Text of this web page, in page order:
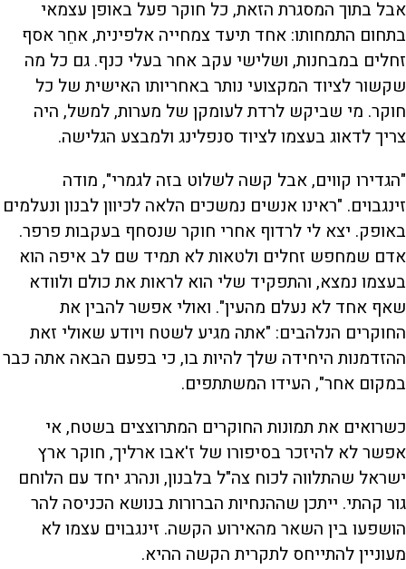
אבל בתוך המסגרת הזאת, כל חוקר פעל באופן עצמאי
בתחום התמחותו: אחד תיעד צמחייה אלפינית, אחֵר אסף
זחלים במבחנות, ושלישי עקב אחר בעלי כנף. גם כל מה
שקשור לציוד המקצועי נותר באחריותו האישית של כל
חוקר. מי שביקש לרדת לעומקן של מערות, למשל, היה
צריך לדאוג בעצמו לציוד סנפלינג ולמבצע הגלישה.
"הגדירו קווים, אבל קשה לשלוט בזה לגמרי", מודה
זינגבוים. "ראינו אנשים נמשכים הלאה לכיוון לבנון ונעלמים
באופק. יצא לי לרדוף אחרי חוקר שנסחף בעקבות פרפר.
אדם שמחפש זחלים ולטאות לא תמיד שם לב איפה הוא
בעצמו נמצא, והתפקיד שלי הוא לראות את כולם ולוודא
שאף אחד לא נעלם מהעין". ואולי אפשר להבין את
החוקרים הנלהבים: "אתה מגיע לשטח ויודע שאולי זאת
ההזדמנות היחידה שלך להיות בו, כי בפעם הבאה אתה כבר
במקום אחר", העידו המשתתפים.
כשרואים את תמונות החוקרים המתרוצצים בשטח, אי
אפשר לא להיזכר בסיפורו של ז'אבו ארליך, חוקר ארץ
ישראל שהתלווה לכוח צה"ל בלבנון, ונהרג יחד עם הלוחם
גור קהתי. ייתכן שההנחיות הברורות בנושא הכניסה להר
הושפעו בין השאר מהאירוע הקשה. זינגבוים עצמו לא
מעוניין להתייחס לתקרית הקשה ההיא.